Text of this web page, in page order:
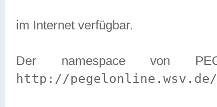
im Internet verfügbar.
Der namespace von
http://pegelonline.wsv.de/